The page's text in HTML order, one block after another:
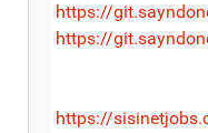
https://
https://
https://